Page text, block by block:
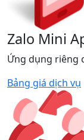
Zalo Mini
Ứng dụng riêng
Bảng giá dịch vụ